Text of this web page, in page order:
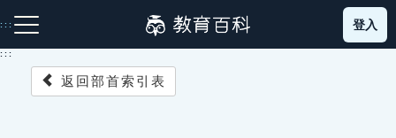
到
主
::: 登入
:::
返回部首索引表